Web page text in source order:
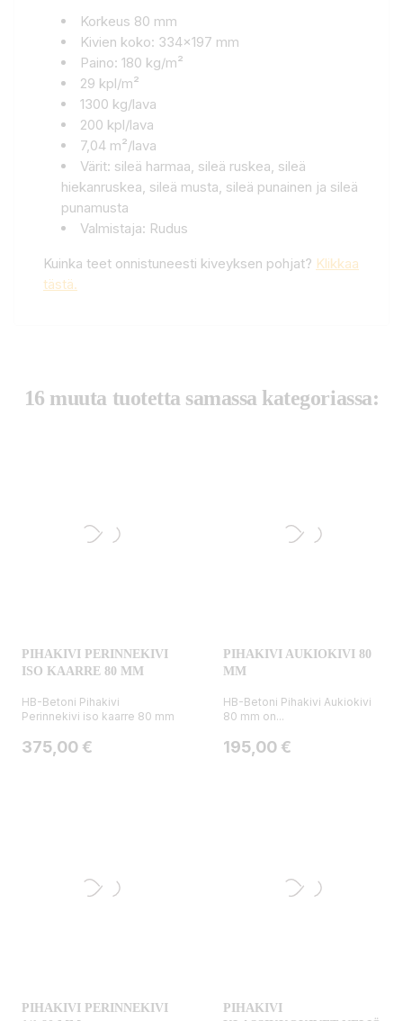
Korkeus 80 mm
Kivien koko: 334x197 mm
Paino: 180 kg/m²
29 kpl/m²
1300 kg/lava
200 kpl/lava
7,04 m²/lava
Värit: sileä harmaa, sileä ruskea, sileä
hiekanruskea, sileä musta, sileä punainen ja sileä
punamusta
Valmistaja: Rudus
Kuinka teet onnistuneesti kiveyksen pohjat? Klikkaa
tästä.
16 muuta tuotetta samassa kategoriassa:
PIHAKIVI PERINNEKIVI
ISO KAARRE 80 MM
HB-Betoni Pihakivi
Perinnekivi iso kaarre 80 mm
Hinta
375,00 €
PIHAKIVI AUKIOKIVI 80
MM
HB-Betoni Pihakivi Aukiokivi
80 mm on...
Hinta
195,00 €
PIHAKIVI PERINNEKIVI
PIHAKIVI